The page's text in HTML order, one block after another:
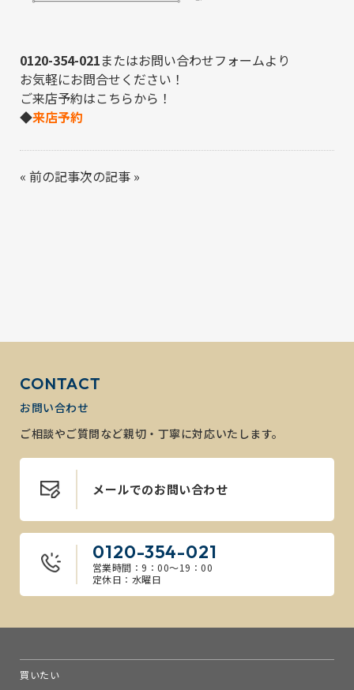
0120-354-021またはお問い合わせフォームより
お気軽にお問合せください！
ご来店予約はこちらから！
◆来店予約
« 前の記事次の記事 »
CONTACT
お問い合わせ
ご相談やご質問など親切・丁寧に対応いたします。
メールでのお問い合わせ
0120-354-021
営業時間：9：00～19：00
定休日：水曜日
買いたい